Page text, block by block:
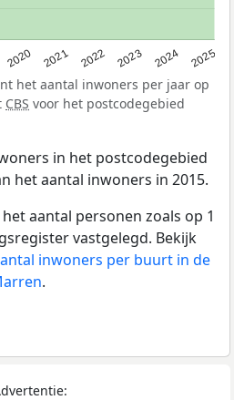
2020 2021 2022 2023 2024 2025
het aantal inwoners per jaar op
CBS voor het postcodegebied
in het postcodegebied
het aantal inwoners in 2015.
aantal personen zoals op 1
vastgelegd. Bekijk
inwoners per buurt in de
.